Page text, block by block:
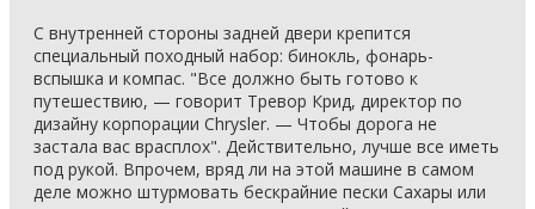
С внутренней стороны задней двери крепится
специальный походный набор: бинокль, фонарь-
вспышка и компас. "Все должно быть готово к
путешествию, — говорит Тревор Крид, директор по
дизайну корпорации Chrysler. — Чтобы дорога не
застала вас врасплох". Действительно, лучше все иметь
под рукой. Впрочем, вряд ли на этой машине в самом
деле можно штурмовать бескрайние пески Сахары или